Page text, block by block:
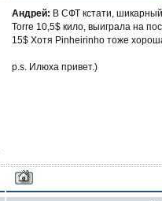
Aндрей: В СФТ кстати,
Torre 10,5$ кило, выиграла на
15$ Хотя Pinheirinho тоже
p.s. Илюха привет.)